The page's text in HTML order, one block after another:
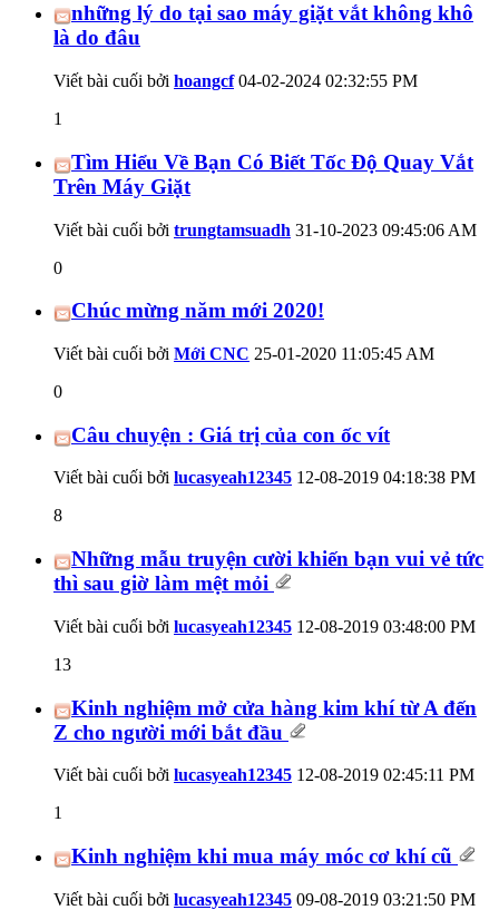
những lý do tại sao máy giặt vắt không khô
là do đâu
Viết bài cuối bởi hoangcf04-02-2024 02:32:55 PM
1
Tìm Hiểu Về Bạn Có Biết Tốc Độ Quay Vắt
Trên Máy Giặt
Viết bài cuối bởi trungtamsuadh 31-10-2023 09:45:06 AM
0
Chúc mừng năm mới 2020!
Viết bài cuối bởi Mới CNC 25-01-2020 11:05:45 AM
0
Câu chuyện : Giá trị của con ốc vít
Viết bài cuối bởi lucasyeah12345 12-08-2019 04:18:38 PM
8
Những mẫu truyện cười khiến bạn vui vẻ tức
thì sau giờ làm mệt mỏi
Viết bài cuối bởi lucasyeah12345 12-08-2019 03:48:00 PM
13
Kinh nghiệm mở cửa hàng kim khí từ A đến
Z cho người mới bắt đầu
Viết bài cuối bởi lucasyeah12345 12-08-2019 02:45:11 PM
1
Kinh nghiệm khi mua máy móc cơ khí cũ
Viết bài cuối bởi lucasyeah12345 09-08-2019 03:21:50 PM